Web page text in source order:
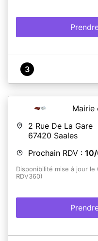
3
Mairie
2 Rue De La Gare
67420 Saales
Prochain RDV :
Disponibilité mise à jour
RDV360)